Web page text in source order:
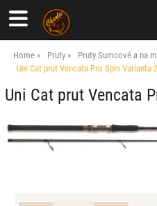
Home Pruty
Pruty Sumcové a na
Uni Cat prut Vencata Pro Spin Varianta
Uni Cat prut Vencata